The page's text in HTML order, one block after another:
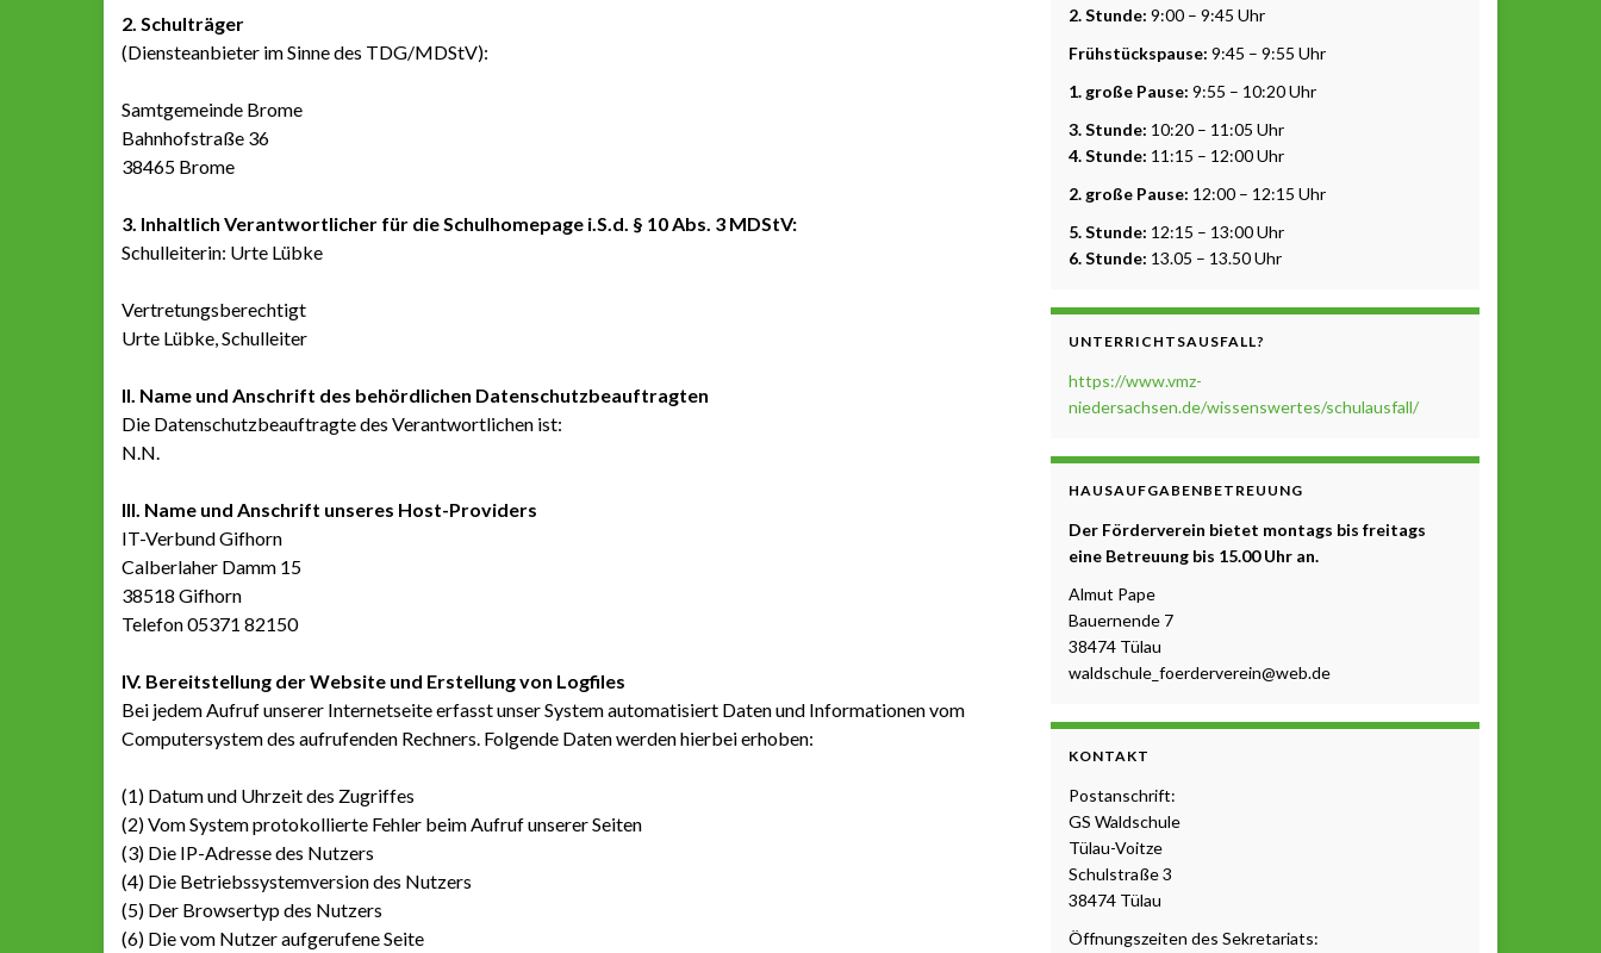
2. Schulträger
(Diensteanbieter im Sinne des TDG/MDStV):
Samtgemeinde Brome
Bahnhofstraße 36
38465 Brome
3. Inhaltlich Verantwortlicher für die Schulhomepage i.S.d. § 10 Abs. 3 MDStV:
Schulleiterin: Urte Lübke
Vertretungsberechtigt
Urte Lübke, Schulleiter
II. Name und Anschrift des behördlichen Datenschutzbeauftragten
Die Datenschutzbeauftragte des Verantwortlichen ist:
N.N.
III. Name und Anschrift unseres Host-Providers
IT-Verbund Gifhorn
Calberlaher Damm 15
38518 Gifhorn
Telefon 05371 82150
IV. Bereitstellung der Website und Erstellung von Logfiles
Bei jedem Aufruf unserer Internetseite erfasst unser System automatisiert Daten und Informationen vom
Computersystem des aufrufenden Rechners. Folgende Daten werden hierbei erhoben:
(1) Datum und Uhrzeit des Zugriffes
(2) Vom System protokollierte Fehler beim Aufruf unserer Seiten
(3) Die IP-Adresse des Nutzers
(4) Die Betriebssystemversion des Nutzers
(5) Der Browsertyp des Nutzers
(6) Die vom Nutzer aufgerufene Seite
2. Stunde: 9:00 – 9:45 Uhr
Frühstückspause: 9:45 – 9:55 Uhr
1. große Pause: 9:55 – 10:20 Uhr
3. Stunde: 10:20 – 11:05 Uhr
4. Stunde: 11:15 – 12:00 Uhr
2. große Pause: 12:00 – 12:15 Uhr
5. Stunde: 12:15 – 13:00 Uhr
6. Stunde: 13.05 – 13.50 Uhr
UNTERRICHTSAUSFALL?
https://www.vmz-
niedersachsen.de/wissenswertes/schulausfall/
HAUSAUFGABENBETREUUNG
Der Förderverein bietet montags bis freitags
eine Betreuung bis 15.00 Uhr an.
Almut Pape
Bauernende 7
38474 Tülau
waldschule_foerderverein@web.de
KONTAKT
Postanschrift:
GS Waldschule
Tülau-Voitze
Schulstraße 3
38474 Tülau
Öffnungszeiten des Sekretariats: